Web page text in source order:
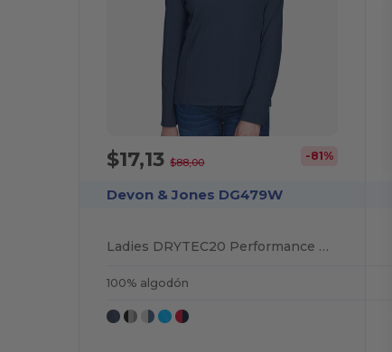
$17,13$88,00 -81%
Devon & Jones DG479W
Ladies DRYTEC20 Performance Quarter-Zip
100% algodón